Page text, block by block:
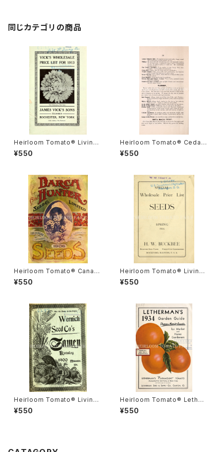
同じカテゴリの商品
Heirloom Tomato® Livings
ton's Crimson Globe エアル
ーム・トマト・リビングストンズ・
¥550
Heirloom Tomato® Cedar
Hill エアルーム・トマト・セダー・
ヒル
¥550
Heirloom Tomato® Canad
a Pride エアルーム・トマト・カ
ナダ・プライド
¥550
Heirloom Tomato® Livings
ton's Crimson Cushion エア
ルーム・トマト・リビングストン
¥550
Heirloom Tomato® Livings
ton's Boufommenheir エア
ルーム・トマト・リビングストン
¥550
Heirloom Tomato® Lether
mans' Paramount エアルー
ム・トマト・レサーマンズ・パラマ
¥550